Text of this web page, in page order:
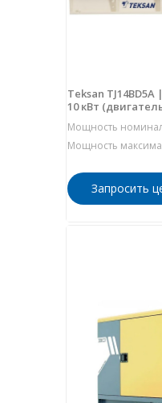
Teksan
10 кВт
Мощность
Мощность
Запросить